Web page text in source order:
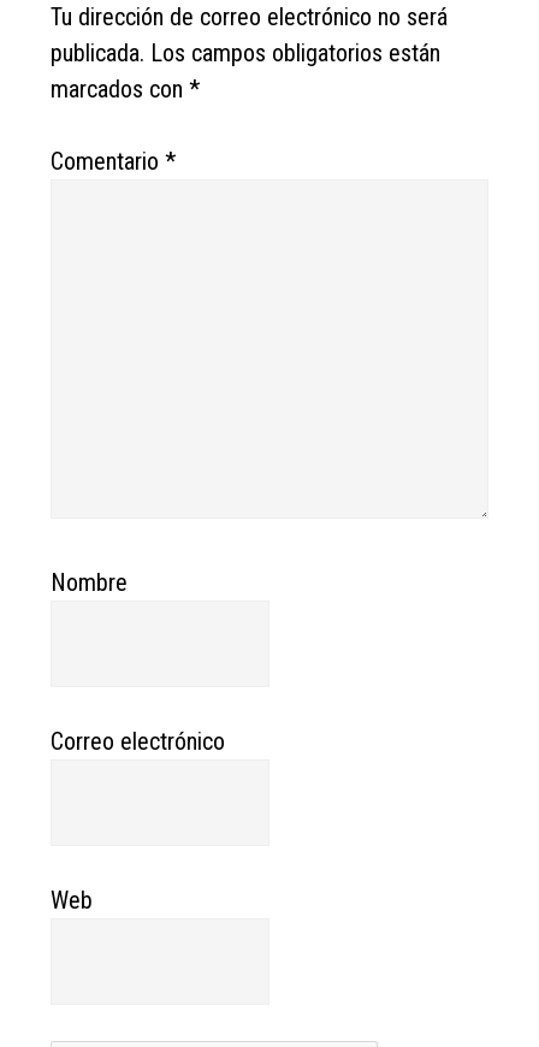
Tu dirección de correo electrónico no será
publicada. Los campos obligatorios están
marcados con*
Comentario*
Nombre
Correo electrónico
Web